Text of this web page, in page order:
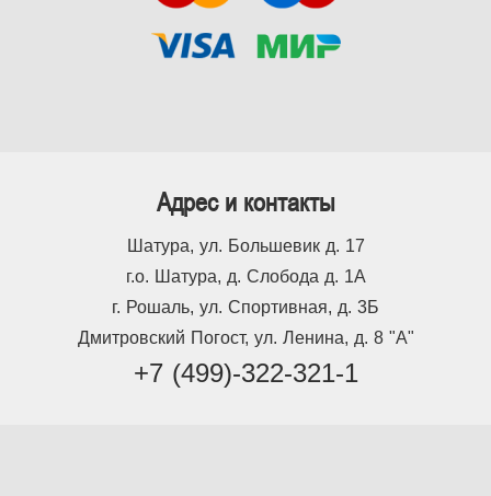
Адрес и контакты
Шатура, ул. Большевик д. 17
г.о. Шатура, д. Слобода д. 1А
г. Рошаль, ул. Спортивная, д. 3Б
Дмитровский Погост, ул. Ленина, д. 8 "А"
+7 (499)-322-321-1